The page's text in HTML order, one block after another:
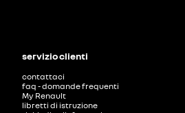
servizio clienti
contattaci
faq - domande frequenti
My Renault
libretti di istruzione